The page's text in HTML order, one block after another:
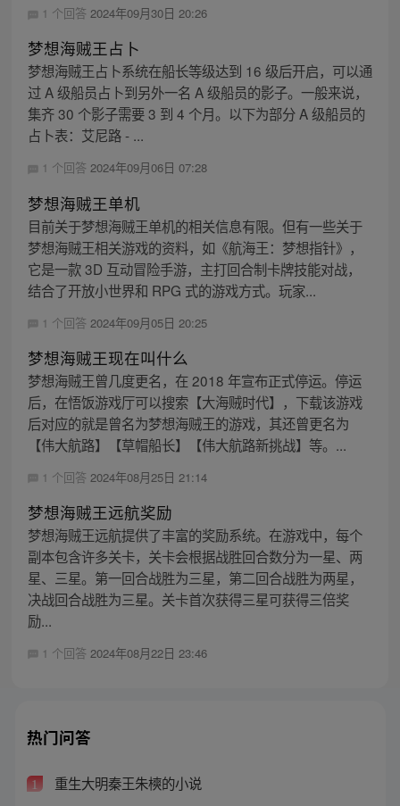
1 个回答 2024年09月30日 20:26
梦想海贼王占卜
梦想海贼王占卜系统在船长等级达到 16 级后开启，可以通
过 A 级船员占卜到另外一名 A 级船员的影子。一般来说，
集齐 30 个影子需要 3 到 4 个月。以下为部分 A 级船员的
占卜表：艾尼路 - ...
1 个回答 2024年09月06日 07:28
梦想海贼王单机
目前关于梦想海贼王单机的相关信息有限。但有一些关于
梦想海贼王相关游戏的资料，如《航海王：梦想指针》，
它是一款 3D 互动冒险手游，主打回合制卡牌技能对战，
结合了开放小世界和 RPG 式的游戏方式。玩家...
1 个回答 2024年09月05日 20:25
梦想海贼王现在叫什么
梦想海贼王曾几度更名，在 2018 年宣布正式停运。停运
后，在悟饭游戏厅可以搜索【大海贼时代】，下载该游戏
后对应的就是曾名为梦想海贼王的游戏，其还曾更名为
【伟大航路】【草帽船长】【伟大航路新挑战】等。...
1 个回答 2024年08月25日 21:14
梦想海贼王远航奖励
梦想海贼王远航提供了丰富的奖励系统。在游戏中，每个
副本包含许多关卡，关卡会根据战胜回合数分为一星、两
星、三星。第一回合战胜为三星，第二回合战胜为两星，
决战回合战胜为三星。关卡首次获得三星可获得三倍奖
励...
1 个回答 2024年08月22日 23:46
热门问答
1 重生大明秦王朱樉的小说